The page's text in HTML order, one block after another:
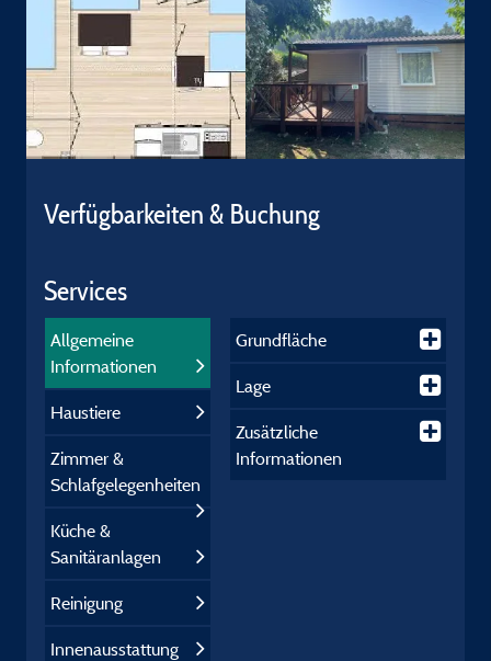
Verfügbarkeiten & Buchung
Services
Allgemeine
Informationen
Haustiere
Zimmer &
Schlafgelegenheiten
Küche &
Sanitäranlagen
Reinigung
Innenausstattung
Grundfläche
Lage
Zusätzliche
Informationen